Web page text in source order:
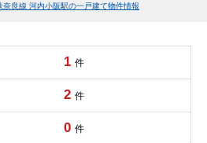
奈良線 河内小阪駅の一戸建て物件情報
1 件
2 件
0 件